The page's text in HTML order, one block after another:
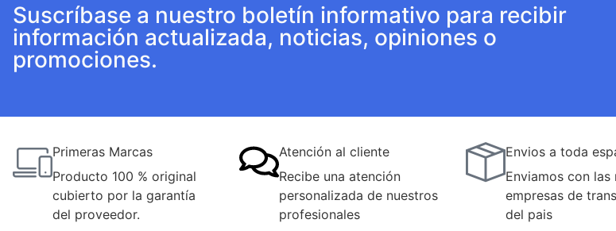
Suscríbase a nuestro boletín informativo para recibir
información actualizada, noticias, opiniones o
promociones.
Primeras Marcas
Producto 100 % original
cubierto por la garantía
del proveedor.
Atención al cliente
Recibe una atención
personalizada de nuestros
profesionales
Envios a toda
Enviamos con las
empresas de
del pais